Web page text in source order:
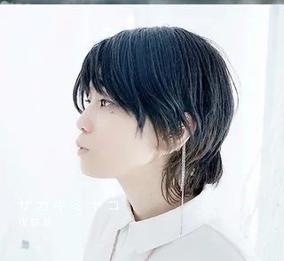
サカキミヤコ